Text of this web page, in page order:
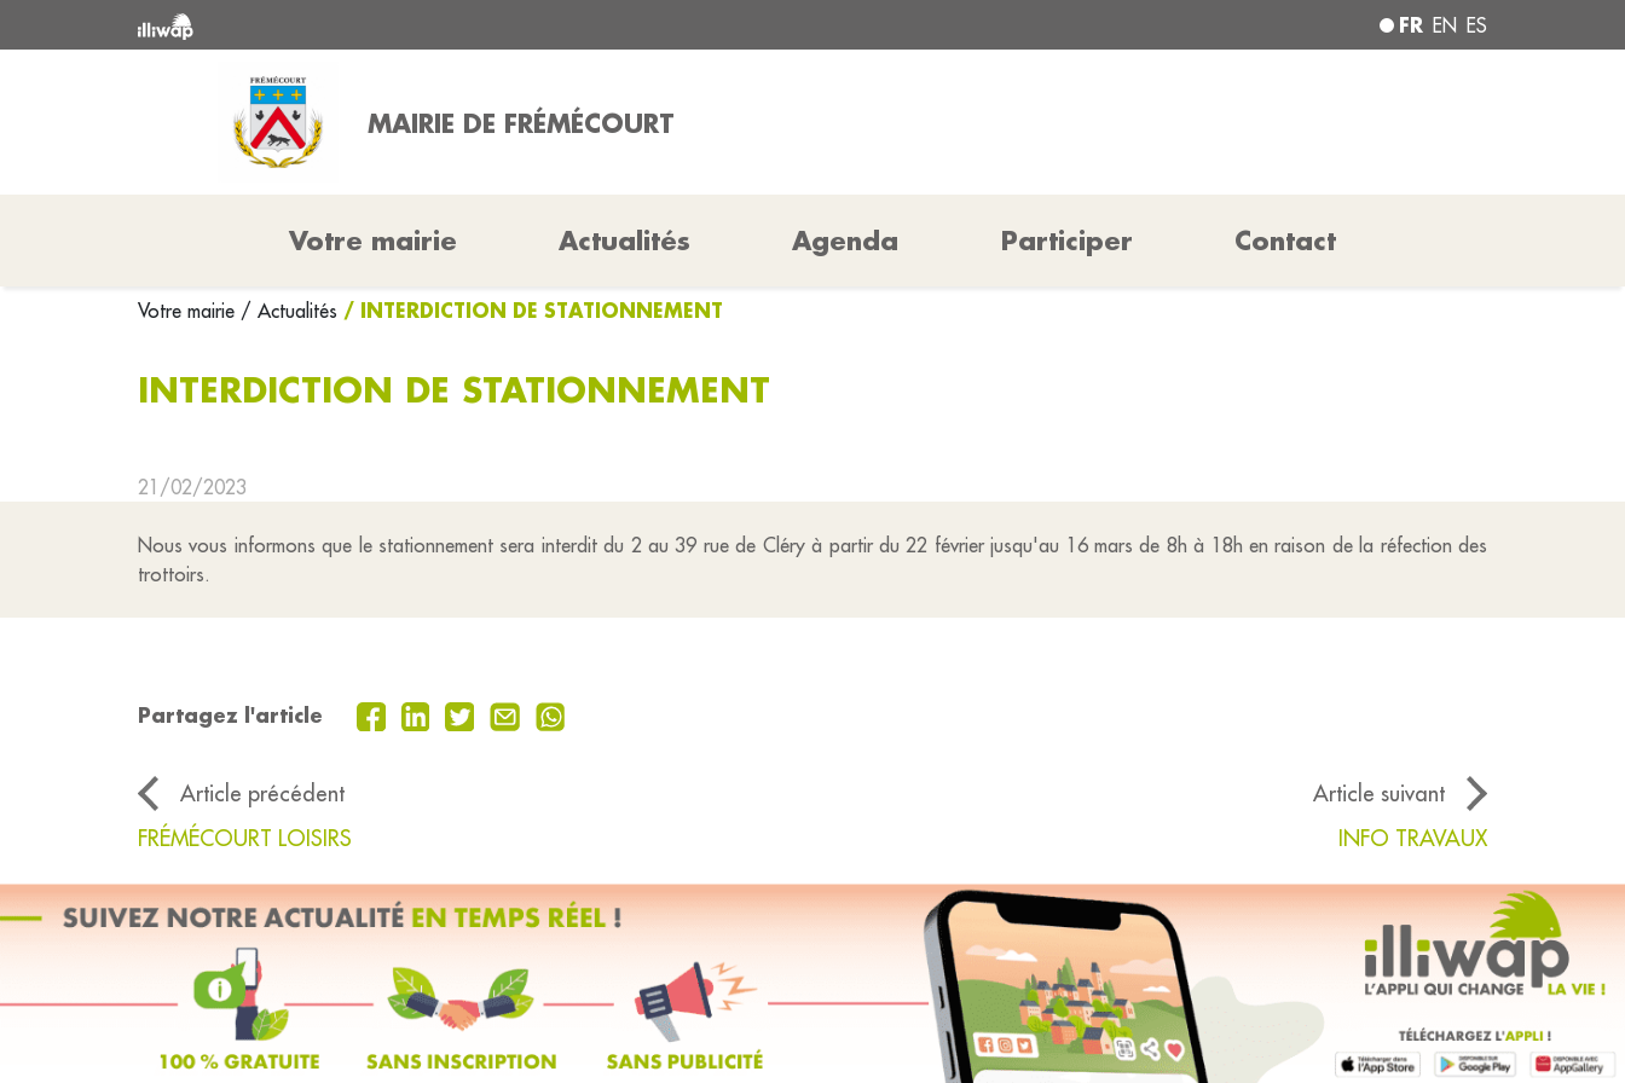
FR EN ES
MAIRIE DE FRÉMÉCOURT
Votre mairie Actualités Agenda Participer Contact
Votre mairie / Actualités / INTERDICTION DE STATIONNEMENT
INTERDICTION DE STATIONNEMENT
21/02/2023
Nous vous informons que le stationnement sera interdit du 2 au 39 rue de Cléry à partir du 22 février jusqu'au 16 mars de 8h à 18h en raison de la réfection des
trottoirs.
Partagez l'article
Article précédent
Article suivant
FRÉMÉCOURT LOISIRS
INFO TRAVAUX